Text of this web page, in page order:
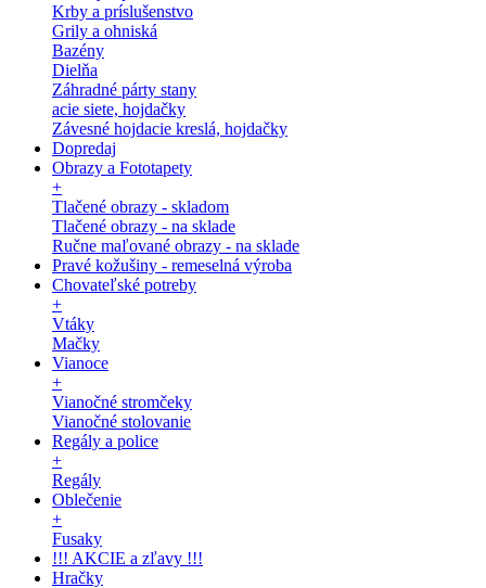
Krby a príslušenstvo
Grily a ohniská
Bazény
Dielňa
Záhradné párty stany
acie siete, hojdačky
Závesné hojdacie kreslá, hojdačky
Dopredaj
Obrazy a Fototapety
+
Tlačené obrazy - skladom
Tlačené obrazy - na sklade
Ručne maľované obrazy - na sklade
Pravé kožušiny - remeselná výroba
Chovateľské potreby
+
Vtáky
Mačky
Vianoce
+
Vianočné stromčeky
Vianočné stolovanie
Regály a police
+
Regály
Oblečenie
+
Fusaky
!!! AKCIE a zľavy !!!
Hračky